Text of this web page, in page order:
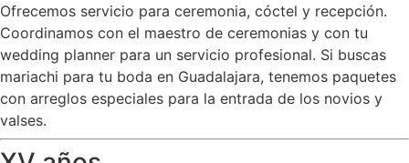
Ofrecemos servicio para ceremonia, cóctel y recepción.
Coordinamos con el maestro de ceremonias y con tu
wedding planner para un servicio profesional. Si buscas
mariachi para tu boda en Guadalajara, tenemos paquetes
con arreglos especiales para la entrada de los novios y
valses.